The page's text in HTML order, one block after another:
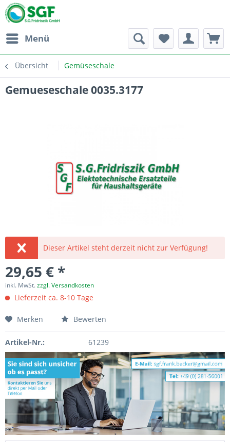
Menü
Übersicht Gemüseschale
Gemueseschale 0035.3177
Dieser Artikel steht derzeit nicht zur Verfügung!
29,65 € *
inkl. MwSt.zzgl. Versandkosten
Lieferzeit ca. 8-10 Tage
Merken Bewerten
Artikel-Nr.: 61239